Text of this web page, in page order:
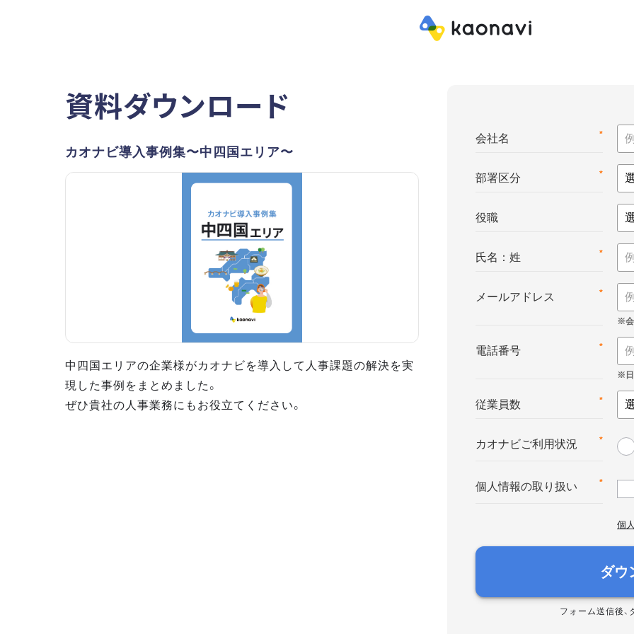
資料ダウンロード
カオナビ導入事例集〜中四国エリア〜
中四国エリアの企業様がカオナビを導入して人事課題の解決を実
現した事例をまとめました。
ぜひ貴社の人事業務にもお役立てください。
*
会社名
*
部署区分
役職
*
氏名：姓
*
メールアドレス
*
電話番号
*
従業員数
*
カオナビご利用状況
*
個人情報の取り扱い
個
ダウ
フォーム送信後